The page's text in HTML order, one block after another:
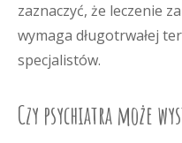
zaznaczyć, że leczenie
wymaga długotrwałej
specjalistów.
Czy psychiatra może